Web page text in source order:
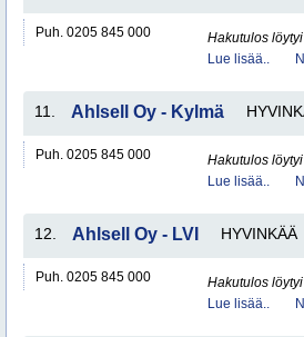
Puh. 0205 845 000
Hakutulos
Lue lisää..
11. Ahlsell Oy - Kylmä
Puh. 0205 845 000
Hakutulos
Lue lisää..
12. Ahlsell Oy - LVI HYVINKÄÄ
Puh. 0205 845 000
Hakutulos
Lue lisää..